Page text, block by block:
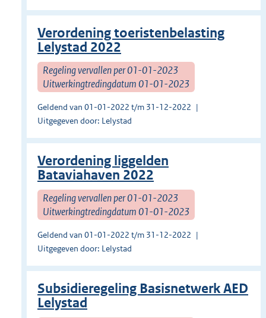
Verordening toeristenbelasting
Lelystad 2022
Regeling vervallen per 01-01-2023
Uitwerkingtredingdatum 01-01-2023
Geldend van 01-01-2022 t/m 31-12-2022
Uitgegeven door: Lelystad
Verordening liggelden
Bataviahaven 2022
Regeling vervallen per 01-01-2023
Uitwerkingtredingdatum 01-01-2023
Geldend van 01-01-2022 t/m 31-12-2022
Uitgegeven door: Lelystad
Subsidieregeling Basisnetwerk AED
Lelystad